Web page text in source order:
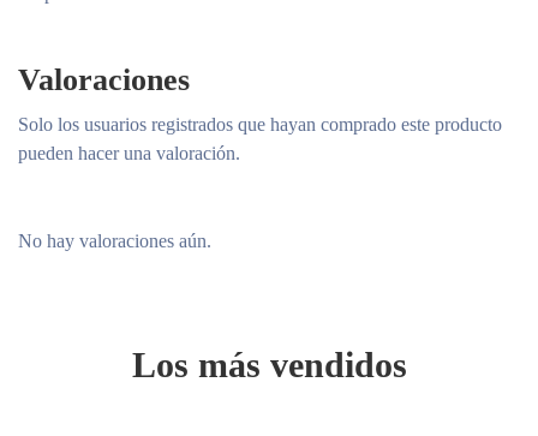
Valoraciones
No hay valoraciones aún.
Solo los usuarios registrados que hayan comprado este producto
pueden hacer una valoración.
Los más vendidos